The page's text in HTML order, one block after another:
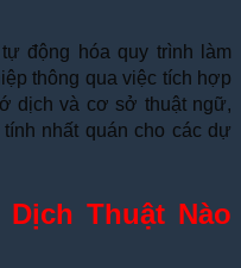
động hóa quy trình làm
thông qua việc tích hợp
dịch và cơ sở thuật ngữ,
nhất quán cho các dự
Dịch Thuật Nào